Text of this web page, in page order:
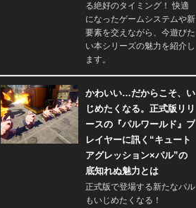
る絶好のタイミング！ 快適
になったゲームシステムや新
要素を交えながら、今遊びた
い本シリーズの魅力を紹介し
ます。
かわいい…だからこそ、い
じめたくなる。正式版リリ
ースの『パルワールド』プ
レイヤーに訊く“キュート
アグレッション×パル”の
底知れぬ魅力とは
正式版で登場する新たなパル
もいじめたくなる！